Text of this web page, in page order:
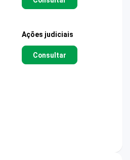
Ações judiciais
Consultar